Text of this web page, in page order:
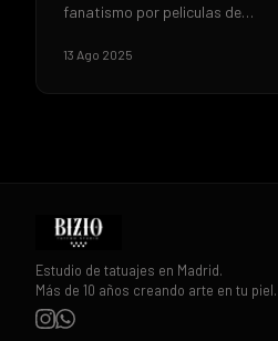
fanatismo por peliculas de…
13 Ago 2025
Estudio de tatuajes en Madrid.
Más de 10 años creando arte en tu piel.